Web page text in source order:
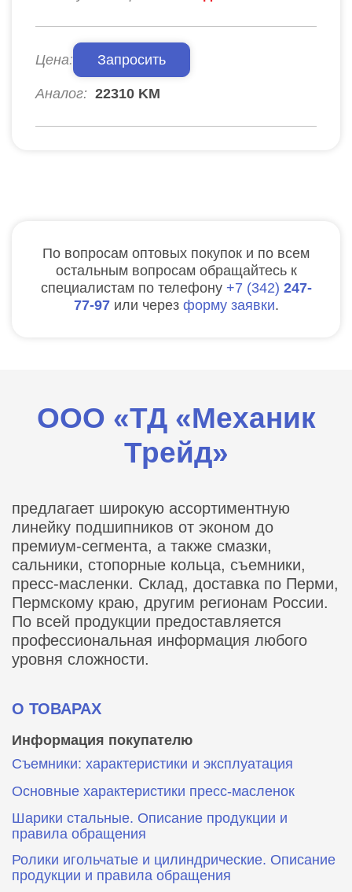
Цена: Запросить
Аналог: 22310 KM
По вопросам оптовых покупок и по всем
остальным вопросам обращайтесь к
специалистам по телефону
7 342 247-
77-97 или через форму заявки.
ООО «ТД «Механик
Трейд»
предлагает широкую ассортиментную
линейку подшипников от эконом до
премиум-сегмента, а также смазки,
сальники, стопорные кольца, съемники,
пресс-масленки. Склад, доставка по Перми,
Пермскому краю, другим регионам России.
По всей продукции предоставляется
профессиональная информация любого
уровня сложности.
О ТОВАРАХ
Информация покупателю
Съемники: характеристики и эксплуатация
Основные характеристики пресс‑масленок
Шарики стальные. Описание продукции и
правила обращения
Ролики игольчатые и цилиндрические. Описание
продукции и правила обращения